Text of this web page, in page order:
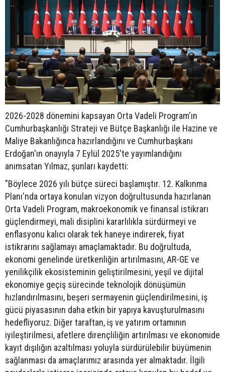
2026-2028 dönemini kapsayan Orta Vadeli Program'ın
Cumhurbaşkanlığı Strateji ve Bütçe Başkanlığı ile Hazine ve
Maliye Bakanlığınca hazırlandığını ve Cumhurbaşkanı
Erdoğan'ın onayıyla 7 Eylül 2025'te yayımlandığını
anımsatan Yılmaz, şunları kaydetti:
"Böylece 2026 yılı bütçe süreci başlamıştır. 12. Kalkınma
Planı'nda ortaya konulan vizyon doğrultusunda hazırlanan
Orta Vadeli Program, makroekonomik ve finansal istikrarı
güçlendirmeyi, mali disiplini kararlılıkla sürdürmeyi ve
enflasyonu kalıcı olarak tek haneye indirerek, fiyat
istikrarını sağlamayı amaçlamaktadır. Bu doğrultuda,
ekonomi genelinde üretkenliğin artırılmasını, AR-GE ve
yenilikçilik ekosisteminin geliştirilmesini, yeşil ve dijital
ekonomiye geçiş sürecinde teknolojik dönüşümün
hızlandırılmasını, beşeri sermayenin güçlendirilmesini, iş
gücü piyasasının daha etkin bir yapıya kavuşturulmasını
hedefliyoruz. Diğer taraftan, iş ve yatırım ortamının
iyileştirilmesi, afetlere dirençliliğin artırılması ve ekonomide
kayıt dışılığın azaltılması yoluyla sürdürülebilir büyümenin
sağlanması da amaçlarımız arasında yer almaktadır. İlgili